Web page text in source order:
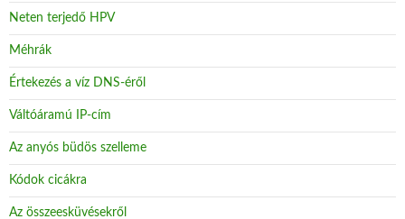
Neten terjedő HPV
Méhrák
Értekezés a víz DNS-éről
Váltóáramú IP-cím
Az anyós büdös szelleme
Kódok cicákra
Az összeesküvésekről